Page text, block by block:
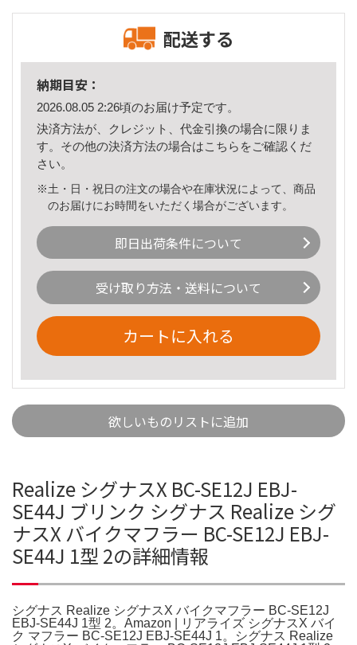
配送する
納期目安：
2026.08.05 2:26頃のお届け予定です。
決済方法が、クレジット、代金引換の場合に限りま
す。その他の決済方法の場合はこちら をご確認くだ
さい。
※土・日・祝日の注文の場合や在庫状況によって、商品
のお届けにお時間をいただく場合がございます。
即日出荷条件について
受け取り方法・送料について
カートに入れる
欲しいものリストに追加
Realize シグナスX BC-SE12J EBJ-
SE44J ブリンク シグナス Realize シグ
ナスX バイクマフラー BC-SE12J EBJ-
SE44J 1型 2の詳細情報
シグナス Realize シグナスX バイクマフラー BC-SE12J
EBJ-SE44J 1型 2。Amazon | リアライズ シグナスX バイ
ク マフラー BC-SE12J EBJ-SE44J 1。シグナス Realize